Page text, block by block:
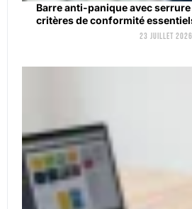
Barre anti-panique avec
critères de conformité
23 juillet 2026